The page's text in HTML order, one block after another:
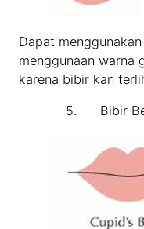
Dapat
menggunaan warna
karena bibir kan
5. Bibir